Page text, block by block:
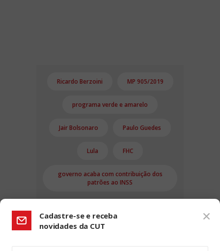
Ricardo Berzoini MP 905/2019
programa verde e amarelo
Jair Bolsonaro Paulo Guedes
Lula FHC
governo acaba com contribuição dos
patrões ao INSS
Cadastre-se e receba
novidades da CUT